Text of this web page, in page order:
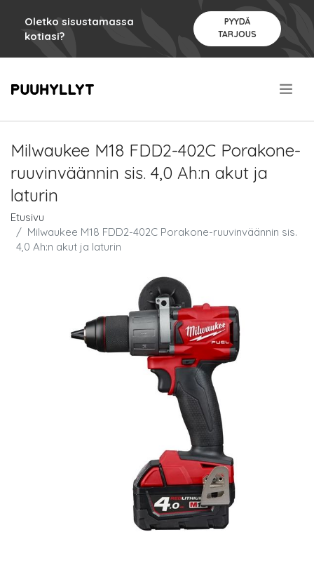
Oletko sisustamassa
kotiasi?
PYYDÄ
TARJOUS
Milwaukee M18 FDD2-402C Porakone-
ruuvinväännin sis. 4,0 Ah:n akut ja
laturin
Etusivu
Milwaukee M18 FDD2-402C Porakone-ruuvinväännin sis.
4,0 Ah:n akut ja laturin